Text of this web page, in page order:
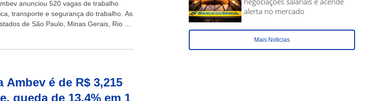
anunciou 520 vagas de trabalho
transporte e segurança do trabalho. As
de São Paulo, Minas Gerais, Rio de
é de R$ 3,215
queda de 13,4% em 1
alerta no mercado
Mais Noticias